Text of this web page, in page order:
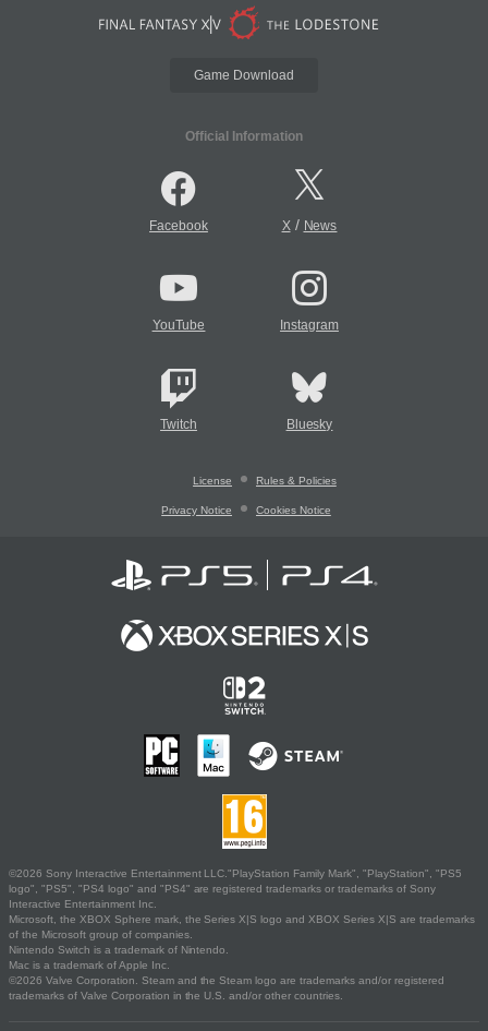
Game Download
Official Information
Facebook X/ News
YouTube Instagram
Twitch Bluesky
License Rules & Policies
Privacy Notice Cookies Notice
©2026 Sony Interactive Entertainment LLC."PlayStation Family Mark", "PlayStation", "PS5
logo", "PS5", "PS4 logo" and "PS4" are registered trademarks or trademarks of Sony
Interactive Entertainment Inc.
Microsoft, the XBOX Sphere mark, the Series X|S logo and XBOX Series X|S are trademarks
of the Microsoft group of companies.
Nintendo Switch is a trademark of Nintendo.
Mac is a trademark of Apple Inc.
©2026 Valve Corporation. Steam and the Steam logo are trademarks and/or registered
trademarks of Valve Corporation in the U.S. and/or other countries.